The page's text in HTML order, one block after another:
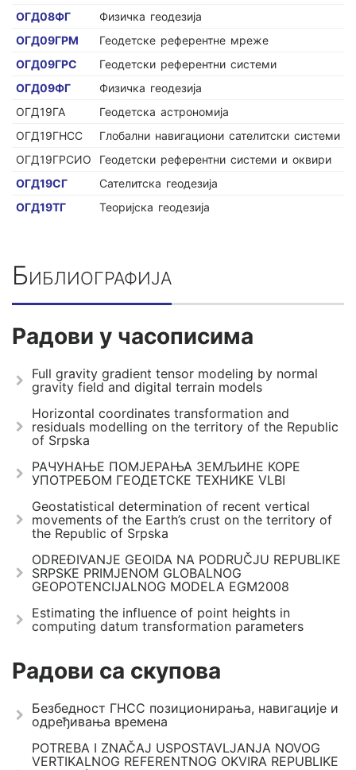
ОГД08ФГ
Физичка геодезија
ОГД09ГРМ
Геодетске референтне мреже
ОГД09ГРС
Геодетски референтни системи
ОГД09ФГ
Физичка геодезија
ОГД19ГА
Геодетска астрономија
ОГД19ГНСС
Глобални навигациони сателитски системи
ОГД19ГРСИО
Геодетски референтни системи и оквири
ОГД19СГ
Сателитска геодезија
ОГД19ТГ
Теоријска геодезија
Библиографија
Радови у часописима
Full gravity gradient tensor modeling by normal
gravity field and digital terrain models
Horizontal coordinates transformation and
residuals modelling on the territory of the Republic
of Srpska
РАЧУНАЊЕ ПОМЈЕРАЊА ЗЕМЉИНЕ КОРЕ
УПОТРЕБОМ ГЕОДЕТСКЕ ТЕХНИКЕ VLBI
Geostatistical determination of recent vertical
movements of the Earth’s crust on the territory of
the Republic of Srpska
ODREĐIVANJE GEOIDA NA PODRUČJU REPUBLIKE
SRPSKE PRIMJENOM GLOBALNOG
GEOPOTENCIJALNOG MODELA EGM2008
Estimating the influence of point heights in
computing datum transformation parameters
Радови са скупова
Безбедност ГНСС позиционирања, навигације и
одређивања времена
POTREBA I ZNAČAJ USPOSTAVLJANJA NOVOG
VERTIKALNOG REFERENTNOG OKVIRA REPUBLIKE